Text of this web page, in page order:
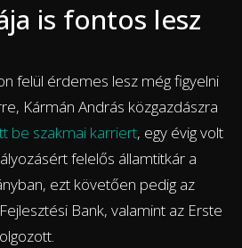
is fontos lesz
felül érdemes lesz még figyelni
Kármán András közgazdászra
be szakmai karriert, egy évig volt
felelős államtitkár a
ezt követően pedig az
Bank, valamint az Erste